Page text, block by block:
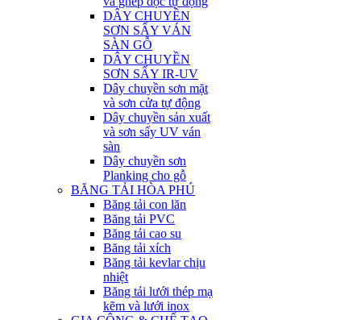
DÂY CHUYỀN
SƠN SẤY VÁN
SÀN GỖ
DÂY CHUYỀN
SƠN SẤY IR-UV
Dây chuyền sơn mặt
và sơn cửa tự động
Dây chuyền sản xuất
và sơn sấy UV ván
sàn
Dây chuyền sơn
Planking cho gỗ
BĂNG TẢI HÒA PHÚ
Băng tải con lăn
Băng tải PVC
Băng tải cao su
Băng tải xích
Băng tải kevlar chịu
nhiệt
Băng tải lưới thép mạ
kẽm và lưới inox